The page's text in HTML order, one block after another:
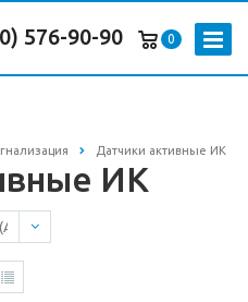
0
576-90-90
Датчики активные ИК
ИК